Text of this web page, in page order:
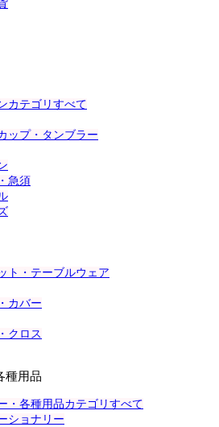
カテゴリすべて
ップ・タンブラー
急須
ト・テーブルウェア
カバー
クロス
種用品
・各種用品カテゴリすべて
ショナリー